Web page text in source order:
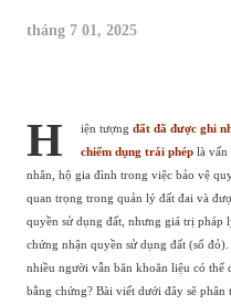
tháng 7 01, 2025
H iện tượng đất đã được ghi
chiếm dụng trái phép là vấn
nhân, hộ gia đình trong việc bảo vệ
quan trọng trong quản lý đất đai và
quyền sử dụng đất, nhưng giá trị
chứng nhận quyền sử dụng đất (sổ
nhiều người vẫn băn khoăn liệu có thể
bằng chứng? Bài viết dưới đây sẽ